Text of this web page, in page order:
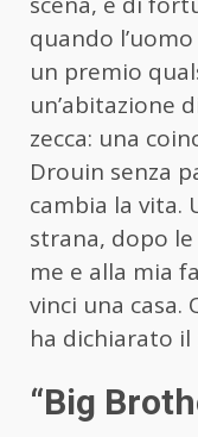
quando l’uomo
un premio
un’abitazione
zecca: una
Drouin senza
cambia la vita.
strana, dopo le
me e alla mia
vinci una casa.
ha dichiarato il
“Big